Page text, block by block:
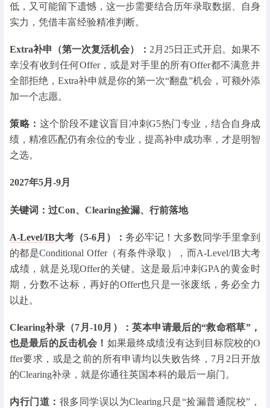
低，又可能留下遗憾，这一步需要结合历年录取数据、自身
实力，凭借丰富经验精准判断。
Extra补申（第一次复活机会）： 2月25日正式开启。如果不
幸没有收到任何Offer，或是对手里的所有Offer都不满意并
全部拒绝，Extra补申就是你的第一次“翻盘”机会，可额外添
加一个志愿。
策略： 这个阶段不建议盲目冲刺G5热门专业，结合自身成
绩，精准匹配仍有余位的专业，提高补申成功率，才是明智
之选。
2027年5月-9月
关键词：过Con、Clearing捡漏、行前落地
A-Level/IB大考（5-6月）： 务必牢记！大多数同学手里拿到
的都是Conditional Offer（有条件录取），而A-Level/IB大考
成绩，就是兑现Offer的关键。这是最后冲刺GPA的黄金时
期，分数不达标，再好的Offer也只是一张废纸，务必全力
以赴。
Clearing补录（7月-10月）：英本申请最后的“救命稻草”，
也是最后的反击机会！ 如果最终成绩没有达到目标院校的O
ffer要求，或是之前的所有申请均以失败告终，7月2日开放
的Clearing补录，就是你通往英国本科的最后一扇门。
内行门道： 很多同学误以为Clearing只是“捡漏普通院校”，